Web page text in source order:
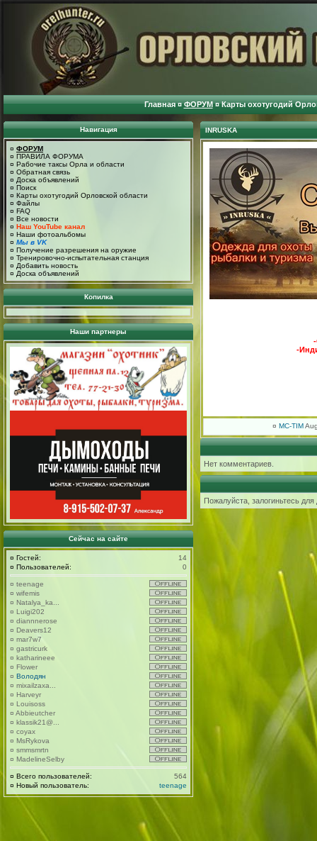
Главная ¤ ФОРУМ ¤ Карты охотугодий
Навигация
¤ ФОРУМ
¤ ПРАВИЛА ФОРУМА
¤ Рабочие таксы Орла и области
¤ Обратная связь
¤ Доска объявлений
¤ Поиск
¤ Карты охотугодий Орловской области
¤ Файлы
¤ FAQ
¤ Все новости
¤ Наш YouTube канал
¤ Наши фотоальбомы
¤ Мы в VK
¤ Получение разрешения на оружие
¤ Тренировочно-испытательная станция
¤ Добавить новость
¤ Доска объявлений
Копилка
Наши партнеры
Сейчас на сайте
¤ Гостей:
14
¤ Пользователей: 0
¤ teenage
¤ wifemis
¤ Natalya_ka...
¤ Luigi202
¤ diannnerose
¤ Deavers12
¤ mar7w7
¤ gastricurk
¤ katharineee
¤ Flower
¤ Володян
¤ mixailzaxa...
¤ Harveyr
¤ Louisoss
¤ Abbieutcher
¤ klassik21@...
¤ coyax
¤ MsRykova
¤ smmsmrtn
¤ MadelineSelby
¤ Всего пользователей:
564
¤ Новый пользователь: teenage
INRUSKA
-
¤ MC-TIM
Нет комментариев.
Пожалуйста, залогиньтесь